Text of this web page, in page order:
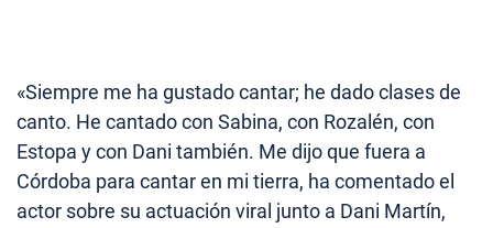
«Siempre me ha gustado cantar; he dado clases de
canto. He cantado con Sabina, con Rozalén, con
Estopa y con Dani también. Me dijo que fuera a
Córdoba para cantar en mi tierra, ha comentado el
actor sobre su actuación viral junto a Dani Martín,